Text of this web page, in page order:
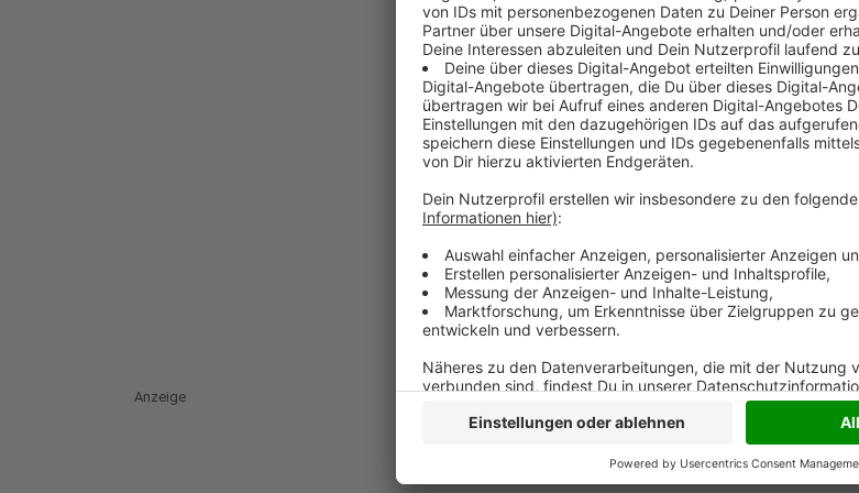
Feuerwerk oder Drohnen-Show
Zum Start der fünftägigen Kirmes
dem Friedrich-Ebert-Platz geplant.
Feuerwerk.Auf der Website zur
Entscheidung für die nächsten
Schausteller mit Achterbahnen
Anzeige